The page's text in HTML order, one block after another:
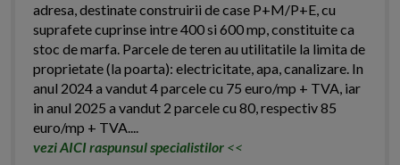
adresa, destinate construirii de case P+M/P+E, cu
suprafete cuprinse intre 400 si 600 mp, constituite ca
stoc de marfa. Parcele de teren au utilitatile la limita de
proprietate (la poarta): electricitate, apa, canalizare. In
anul 2024 a vandut 4 parcele cu 75 euro/mp + TVA, iar
in anul 2025 a vandut 2 parcele cu 80, respectiv 85
euro/mp + TVA....
vezi AICI raspunsul specialistilor <<